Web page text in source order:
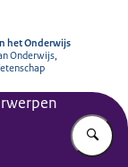
het Onderwijs
Onderwijs,